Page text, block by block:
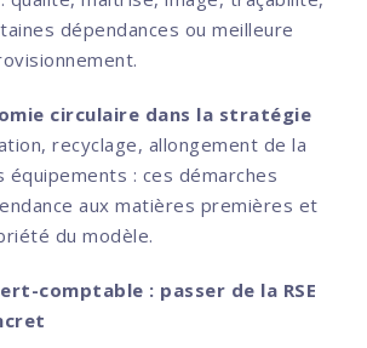
dépendances ou meilleure
circulaire dans la stratégie
recyclage, allongement de la
équipements : ces démarches
aux matières premières et
du modèle.
comptable : passer de la RSE